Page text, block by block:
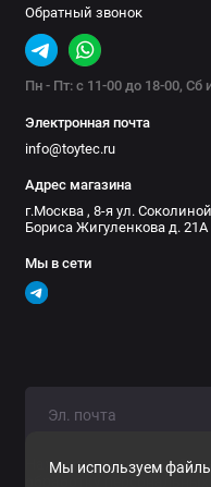
Мы используем файлы
Обратный звонок
Пн - Пт: с 11-00 до 18-00, Сб
Электронная почта
info@toytec.ru
Адрес магазина
г.Москва , 8-я ул.
Бориса Жигуленкова д. 21А
Мы в сети
Нажимая на кнопку
обработку персональных